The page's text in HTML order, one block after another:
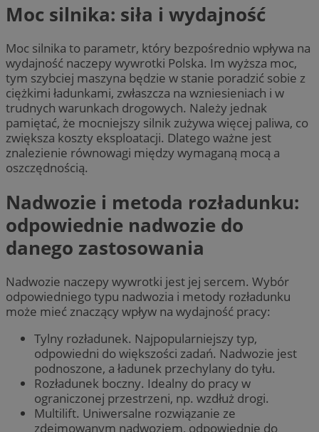
Moc silnika: siła i wydajność
Moc silnika to parametr, który bezpośrednio wpływa na
wydajność naczepy wywrotki Polska. Im wyższa moc,
tym szybciej maszyna będzie w stanie poradzić sobie z
ciężkimi ładunkami, zwłaszcza na wzniesieniach i w
trudnych warunkach drogowych. Należy jednak
pamiętać, że mocniejszy silnik zużywa więcej paliwa, co
zwiększa koszty eksploatacji. Dlatego ważne jest
znalezienie równowagi między wymaganą mocą a
oszczędnością.
Nadwozie i metoda rozładunku:
odpowiednie nadwozie do
danego zastosowania
Nadwozie naczepy wywrotki jest jej sercem. Wybór
odpowiedniego typu nadwozia i metody rozładunku
może mieć znaczący wpływ na wydajność pracy:
Tylny rozładunek. Najpopularniejszy typ,
odpowiedni do większości zadań. Nadwozie jest
podnoszone, a ładunek przechylany do tyłu.
Rozładunek boczny. Idealny do pracy w
ograniczonej przestrzeni, np. wzdłuż drogi.
Multilift. Uniwersalne rozwiązanie ze
zdejmowanym nadwoziem, odpowiednie do